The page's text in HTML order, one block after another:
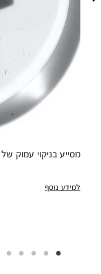
מסייע בניקוי עמוק
למידע נוסף